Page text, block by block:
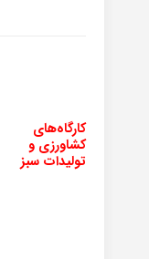
کارگاه‌های
کشاورزی و
تولیدات سبز